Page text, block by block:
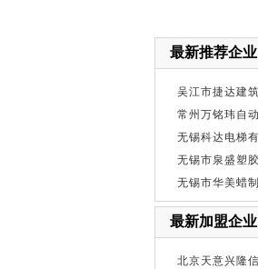
最新推荐企业
吴江市捷达建
常州万铭玮自
无锡科达电梯
无锡市泉盛塑
无锡市华美蜡
最新加盟企业
北京天意兴隆